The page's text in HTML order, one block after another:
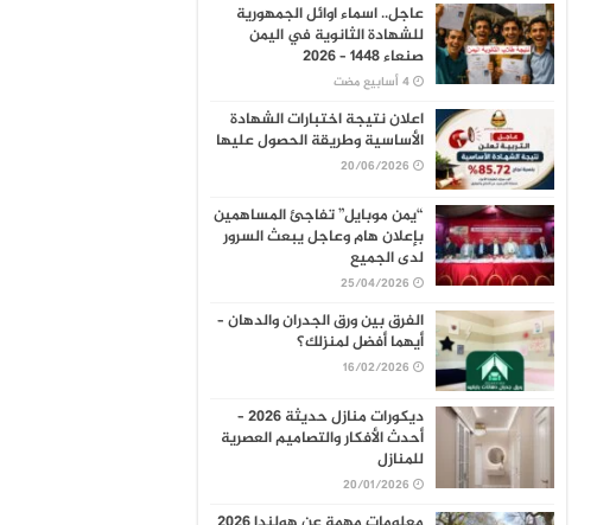
عاجل.. اسماء اوائل الجمهورية
للشهادة الثانوية في اليمن
صنعاء 1448 – 2026
اعلان نتيجة اختبارات الشهادة
الأساسية وطريقة الحصول عليها
20/06/2026
“يمن موبايل” تفاجئ المساهمين
بإعلان هام وعاجل يبعث السرور
لدى الجميع
25/04/2026
الفرق بين ورق الجدران والدهان –
أيهما أفضل لمنزلك؟
16/02/2026
ديكورات منازل حديثة 2026 –
أحدث الأفكار والتصاميم العصرية
للمنازل
20/01/2026